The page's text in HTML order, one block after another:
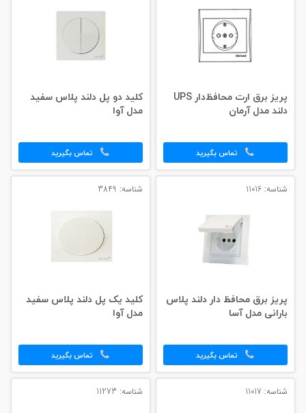
پریز برق ارت محافظ‌دار UPS
دلند مدل آرمان
تماس بگیرید
کلید دو پل دلند پلاس سفید
مدل آوا
تماس بگیرید
شناسه: 11016
پریز برق محافظ دار دلند پلاس
بارانی مدل آسا
تماس بگیرید
شناسه: 3849
کلید یک پل دلند پلاس سفید
مدل آوا
تماس بگیرید
شناسه: 11017 شناسه: 11273